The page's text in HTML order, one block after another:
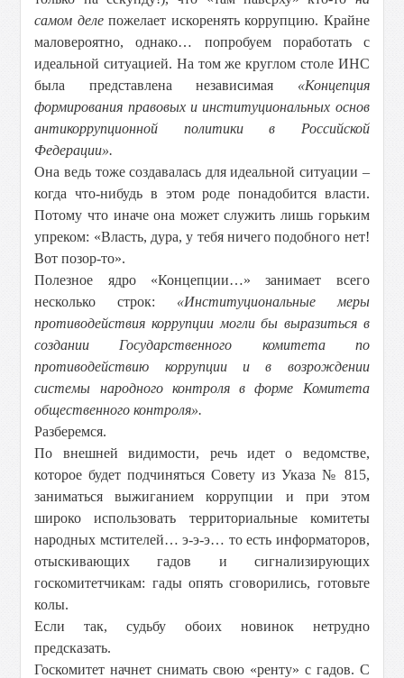
самом делепожелает искоренять коррупцию. Крайне
маловероятно, однако… попробуем поработать с
идеальной ситуацией. На том же круглом столе ИНС
была представлена независимая «Концепция
формирования правовых и институциональных основ
антикоррупционной политики в Российской
Федерации».
Она ведь тоже создавалась для идеальной ситуации –
когда что-нибудь в этом роде понадобится власти.
Потому что иначе она может служить лишь горьким
упреком: «Власть, дура, у тебя ничего подобного нет!
Вот позор-то».
Полезное ядро «Концепции…» занимает всего
несколько строк: «Институциональные меры
противодействия коррупции могли бы выразиться в
создании Государственного комитета по
противодействию коррупции и в возрождении
системы народного контроля в форме Комитета
общественного контроля».
Разберемся.
По внешней видимости, речь идет о ведомстве,
которое будет подчиняться Совету из Указа № 815,
заниматься выжиганием коррупции и при этом
широко использовать территориальные комитеты
народных мстителей… э-э-э… то есть информаторов,
отыскивающих гадов и сигнализирующих
госкомитетчикам: гады опять сговорились, готовьте
колы.
Если так, судьбу обоих новинок нетрудно
предсказать.
Госкомитет начнет снимать свою «ренту» с гадов. С